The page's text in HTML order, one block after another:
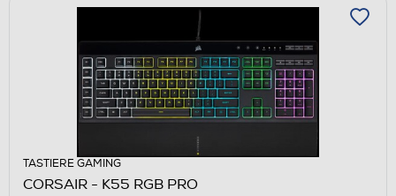
TASTIERE GAMING
CORSAIR - K55 RGB PRO